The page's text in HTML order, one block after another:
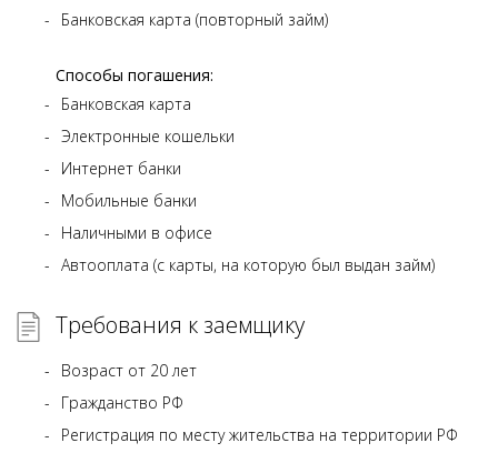
Банковская карта (повторный займ)
Способы погашения:
Банковская карта
Электронные кошельки
Интернет банки
Мобильные банки
Наличными в офисе
Автооплата (с карты, на которую был выдан займ)
Требования к заемщику
Возраст от 20 лет
Гражданство РФ
Регистрация по месту жительства на территории РФ